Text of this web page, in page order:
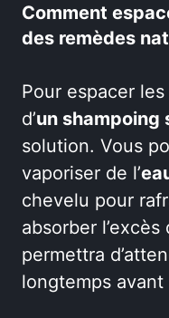
Comment
des remèdes
Pour espacer
d’un shampoing
solution. Vous
vaporiser de l’
chevelu pour
absorber
permettra
longtemps avant